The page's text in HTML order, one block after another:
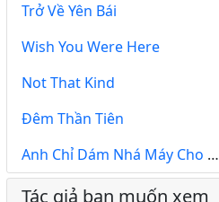
Trở Về Yên Bái
Wish You Were Here
Not That Kind
Đêm Thần Tiên
Anh Chỉ Dám Nhá Máy Cho Em
Tác giả bạn muốn xem